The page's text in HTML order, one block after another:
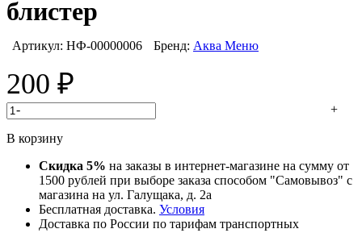
блистер
Артикул: НФ-00000006 Бренд: Аква Меню
200 ₽
- +
В корзину
Скидка 5% на заказы в интернет-магазине на сумму от
1500 рублей при выборе заказа способом "Самовывоз" с
магазина на ул. Галущака, д. 2а
Бесплатная доставка. Условия
Доставка по России по тарифам транспортных